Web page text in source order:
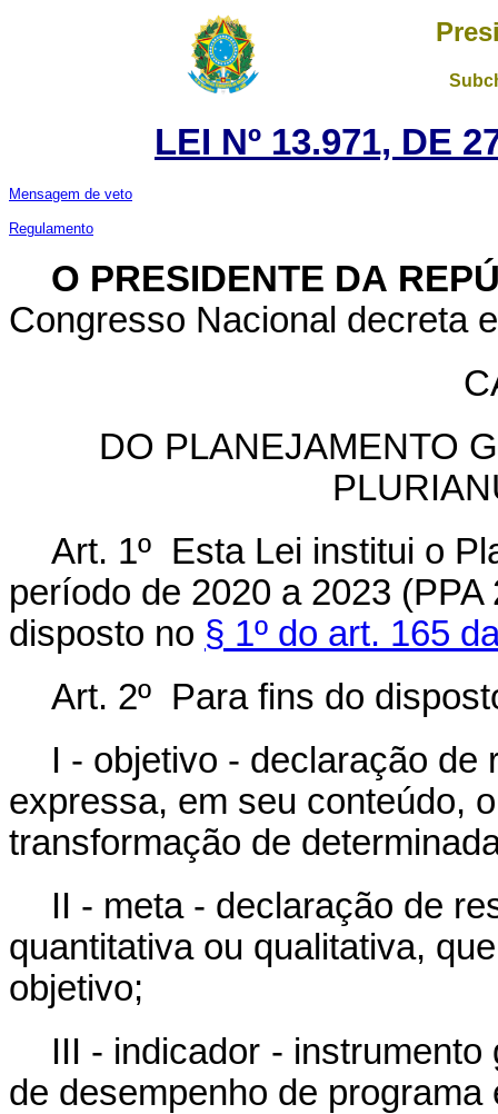
LEI Nº 13.971, DE
Mensagem de veto
Regulamento
O PRESIDENTE DA
Congresso Nacional decreta
DO PLANEJAMENTO
Art. 1º Esta Lei institui o
período de 2020 a 2023
disposto no § 1º do art. 165
Art. 2º Para fins do
I - objetivo - declaração de
expressa, em seu conteúdo,
transformação de
II - meta - declaração de
quantitativa ou qualitativa,
objetivo;
III - indicador -
de desempenho de